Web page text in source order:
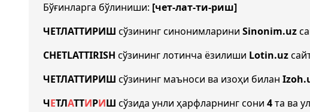
Бўғинларга бўлиниши: [чет-лат-ти-риш]
ЧЕТЛАТТИРИШ сўзининг синонимларини Sinonim.uz
CHETLATTIRISH сўзининг лотинча ёзилиши Lotin.uz
ЧЕТЛАТТИРИШ сўзининг маъноси ва изоҳи билан
ЧЕТЛАТТИРИШ сўзида унли ҳарфларнинг сони 4та ва